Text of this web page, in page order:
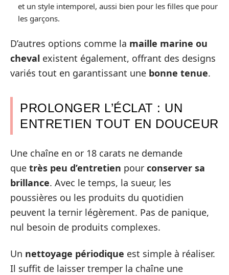
et un style intemporel, aussi bien pour les filles que pour
les garçons.
D’autres options comme la maille marine ou
cheval existent également, offrant des designs
variés tout en garantissant une bonne tenue.
PROLONGER L’ÉCLAT : UN
ENTRETIEN TOUT EN DOUCEUR
Une chaîne en or 18 carats ne demande
que très peu d’entretien pour conserver sa
brillance. Avec le temps, la sueur, les
poussières ou les produits du quotidien
peuvent la ternir légèrement. Pas de panique,
nul besoin de produits complexes.
Un nettoyage périodique est simple à réaliser.
Il suffit de laisser tremper la chaîne une